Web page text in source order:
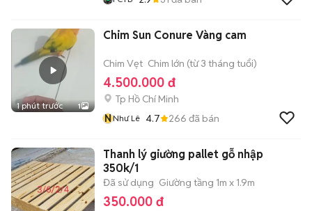
1 phút trước 1
Chim Sun Conure Vàng cam
Chim Vẹt Chim lớn (từ 3 tháng tuổi)
4.500.000 đ
Tp Hồ Chí Minh
NNhư Lê 4.7 266 đã bán
Thanh lý giường pallet gỗ nhập
350k/1
Đã sử dụng Giường tầng 1m x 1.9m
350.000 đ